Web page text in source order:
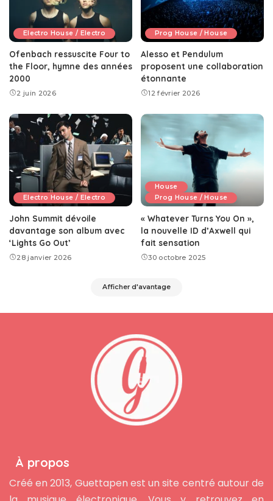
Electro House / Electro
Ofenbach ressuscite Four to
the Floor, hymne des années
2000
2 juin 2026
Prog House / House
Alesso et Pendulum
proposent une collaboration
étonnante
12 février 2026
Electro House / Electro
John Summit dévoile
davantage son album avec
‘Lights Go Out’
28 janvier 2026
House
Prog House / House
« Whatever Turns You On »,
la nouvelle ID d’Axwell qui
fait sensation
30 octobre 2025
Afficher d'avantage
À propos
Créé en 2013, Guettapen est un site centré autour de